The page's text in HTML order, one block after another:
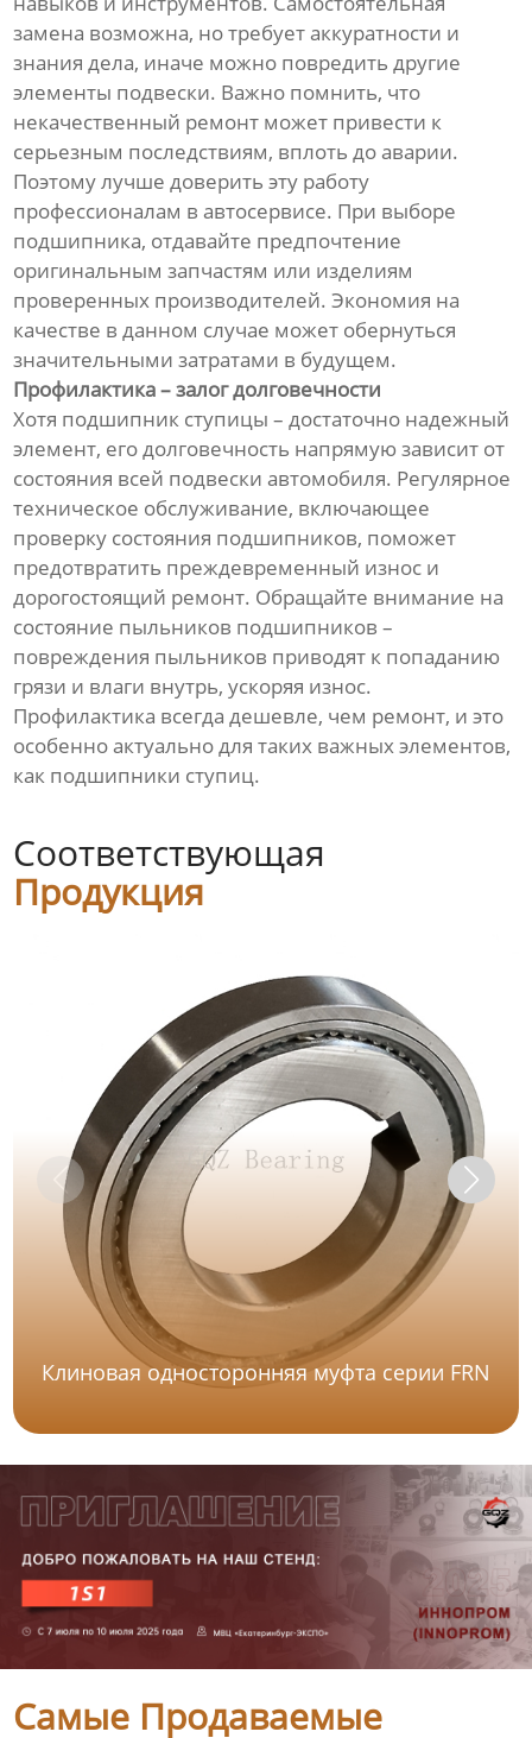
замена возможна, но требует аккуратности и
знания дела, иначе можно повредить другие
элементы подвески. Важно помнить, что
некачественный ремонт может привести к
серьезным последствиям, вплоть до аварии.
Поэтому лучше доверить эту работу
профессионалам в автосервисе. При выборе
подшипника, отдавайте предпочтение
оригинальным запчастям или изделиям
проверенных производителей. Экономия на
качестве в данном случае может обернуться
значительными затратами в будущем.
Профилактика – залог долговечности
Хотя подшипник ступицы – достаточно надежный
элемент, его долговечность напрямую зависит от
состояния всей подвески автомобиля. Регулярное
техническое обслуживание, включающее
проверку состояния подшипников, поможет
предотвратить преждевременный износ и
дорогостоящий ремонт. Обращайте внимание на
состояние пыльников подшипников –
повреждения пыльников приводят к попаданию
грязи и влаги внутрь, ускоряя износ.
Профилактика всегда дешевле, чем ремонт, и это
особенно актуально для таких важных элементов,
как подшипники ступиц.
Соответствующая
Продукция
Клиновая односторонняя муфта серии FRN
Самые Продаваемые